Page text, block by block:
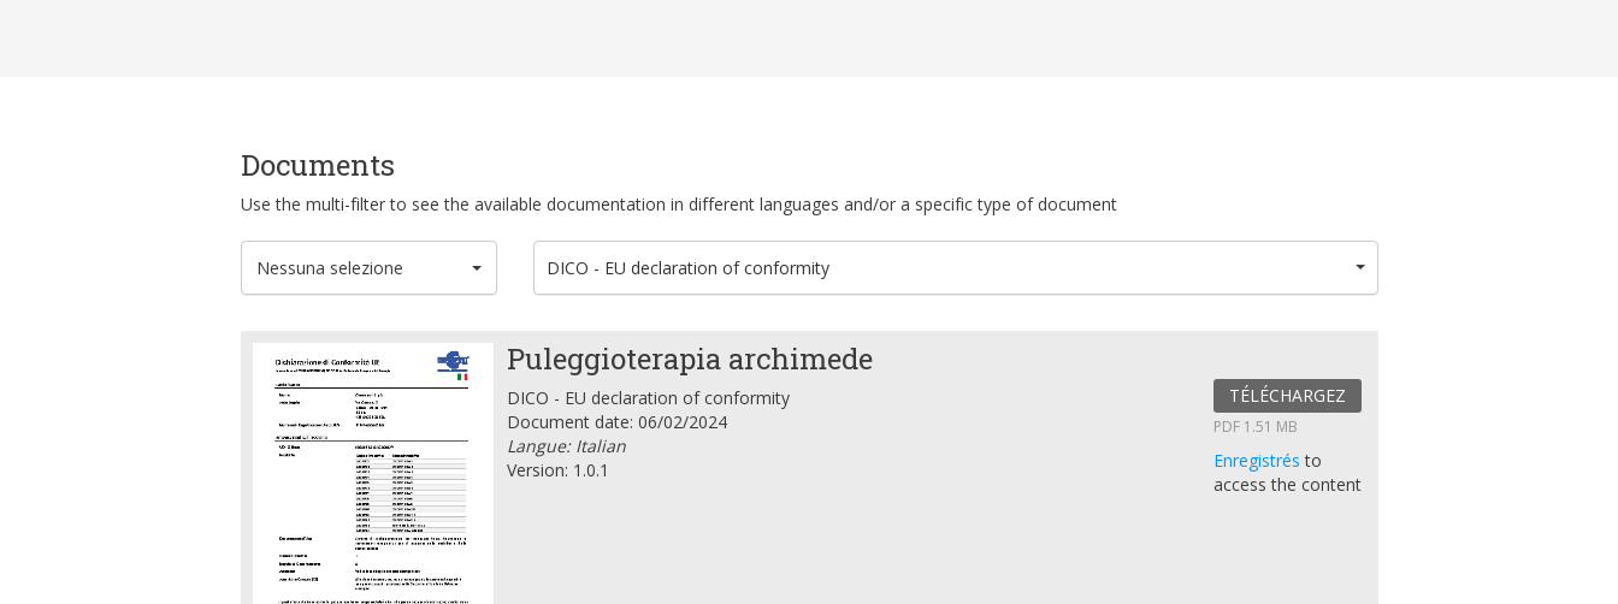
Documents
Use the multi-filter to see the available documentation in different languages and/or a specific type of document
Nessuna selezione DICO - EU declaration of conformity
Puleggioterapia archimede
DICO - EU declaration of conformity
Document date: 06/02/2024
Langue: Italian
Version: 1.0.1
TÉLÉCHARGEZ
PDF 1.51 MB
Enregistrésto
access the content